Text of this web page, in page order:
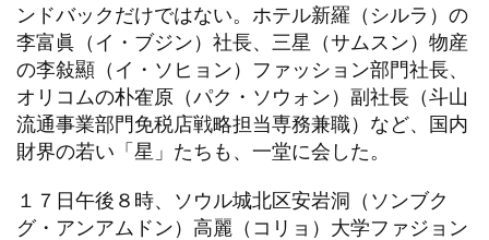
ンドバックだけではない。ホテル新羅（シルラ）の
李富眞（イ・ブジン）社長、三星（サムスン）物産
の李敍顯（イ・ソヒョン）ファッション部門社長、
オリコムの朴隺原（パク・ソウォン）副社長（斗山
流通事業部門免税店戦略担当専務兼職）など、国内
財界の若い「星」たちも、一堂に会した。
１７日午後８時、ソウル城北区安岩洞（ソンブク
グ・アンアムドン）高麗（コリョ）大学ファジョン